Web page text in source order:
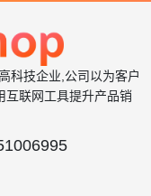
科技企业,公司以为客户
互联网工具提升产品销